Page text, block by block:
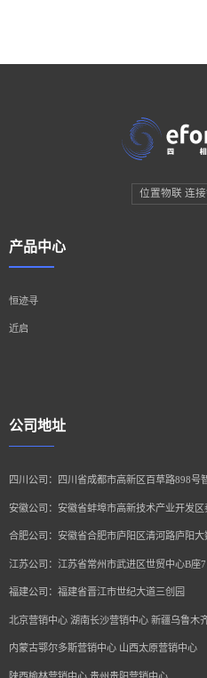
位置物联 连
产品中心
恒迹寻
近启
公司地址
四川公司：四川省成都市高新区百草路898号
安徽公司：安徽省蚌埠市高新技术产业开发
合肥公司：安徽省合肥市庐阳区清河路庐阳大
江苏公司：江苏省常州市武进区世贸中心B座
福建公司：福建省晋江市世纪大道三创园
北京营销中心 湖南长沙营销中心 新疆乌鲁木
内蒙古鄂尔多斯营销中心 山西太原营销中心